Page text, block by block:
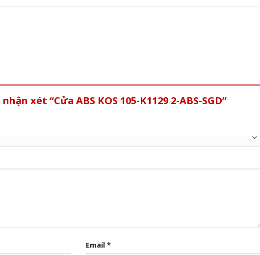
xét “Cửa ABS KOS 105-K1129 2-ABS-SGD”
Email *